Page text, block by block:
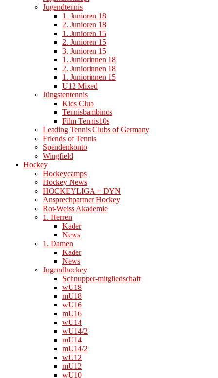
Jugendtennis
1. Junioren 18
2. Junioren 18
1. Junioren 15
2. Junioren 15
3. Junioren 15
1. Juniorinnen 18
2. Juniorinnen 18
1. Juniorinnen 15
U12 Mixed
Jüngstentennis
Kids Club
Tennisbambinos
Film Tennis10s
Leading Tennis Clubs of Germany
Friends of Tennis
Spendenkonto
Wingfield
Hockey
Hockeycamps
Hockey News
HOCKEYLIGA + DYN
Ansprechpartner Hockey
Rot-Weiss Akademie
1. Herren
Kader
News
1. Damen
Kader
News
Jugendhockey
Schnupper-mitgliedschaft
wU18
mU18
wU16
mU16
wU14
wU14/2
mU14
mU14/2
wU12
mU12
wU10